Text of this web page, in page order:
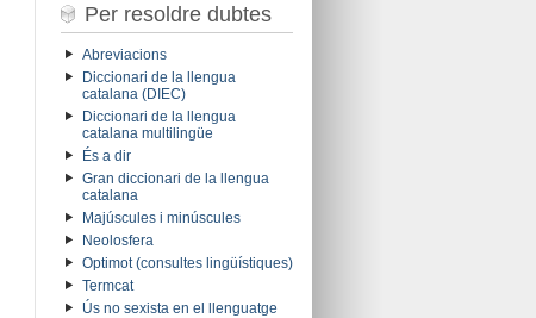
Per resoldre dubtes
Abreviacions
Diccionari de la llengua
catalana (DIEC)
Diccionari de la llengua
catalana multilingüe
És a dir
Gran diccionari de la llengua
catalana
Majúscules i minúscules
Neolosfera
Optimot (consultes lingüístiques)
Termcat
Ús no sexista en el llenguatge